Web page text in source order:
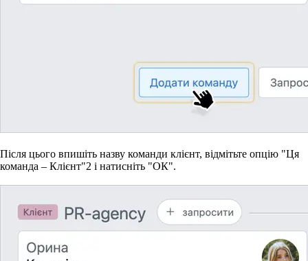
Після цього впишіть назву команди клієнт, відмітьте опцію "Ця
команда – Клієнт"2 і натисніть "ОК".